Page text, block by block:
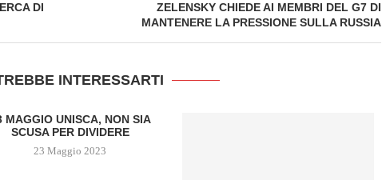
DI
ZELENSKY CHIEDE AI MEMBRI DEL G7 DI
MANTENERE LA PRESSIONE SULLA RUSSIA
INTERESSARTI
MAGGIO UNISCA, NON SIA
SCUSA PER DIVIDERE
23 Maggio 2023